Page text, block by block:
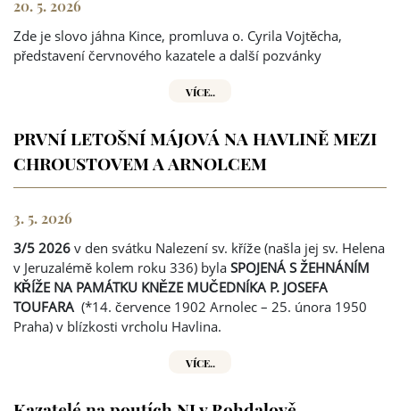
20. 5. 2026
Zde je slovo jáhna Kince, promluva o. Cyrila Vojtěcha,
představení červnového kazatele a další pozvánky
VÍCE..
PRVNÍ LETOŠNÍ MÁJOVÁ NA HAVLINĚ MEZI
CHROUSTOVEM A ARNOLCEM
3. 5. 2026
3/5 2026 v den svátku Nalezení sv. kříže (našla jej sv. Helena
v Jeruzalémě kolem roku 336) byla SPOJENÁ S ŽEHNÁNÍM
KŘÍŽE NA PAMÁTKU KNĚZE MUČEDNÍKA P. JOSEFA
TOUFARA (*14. července 1902 Arnolec – 25. února 1950
Praha) v blízkosti vrcholu Havlina.
VÍCE..